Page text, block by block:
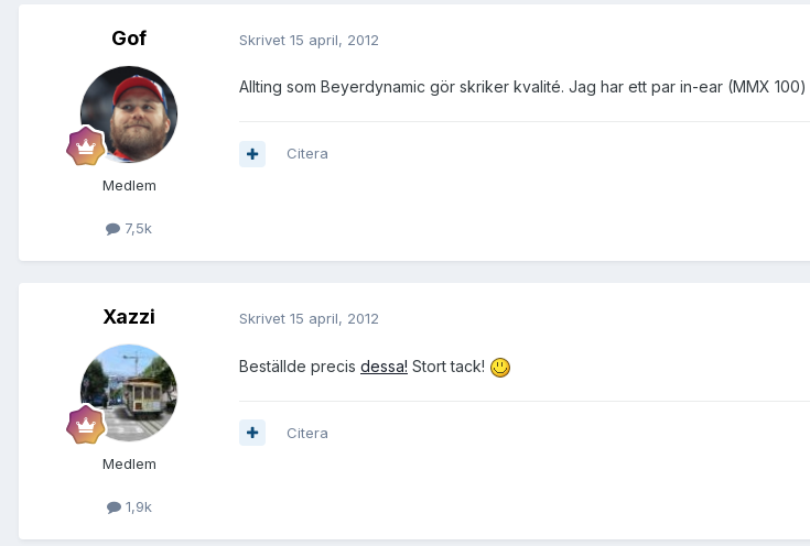
Gof
Medlem
7,5k
Skrivet 15 april, 2012
Allting som Beyerdynamic gör skriker kvalité. Jag har ett par in-ear (MMX
Citera
Xazzi
Medlem
1,9k
Skrivet 15 april, 2012
Beställde precis dessa! Stort tack!
Citera